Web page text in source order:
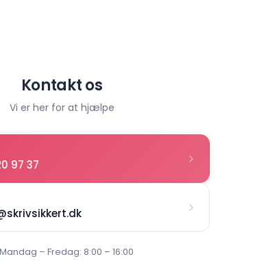
Kontakt os
Vi er her for at hjælpe
97 37
Mandag – Fredag: 8:00 – 16:00